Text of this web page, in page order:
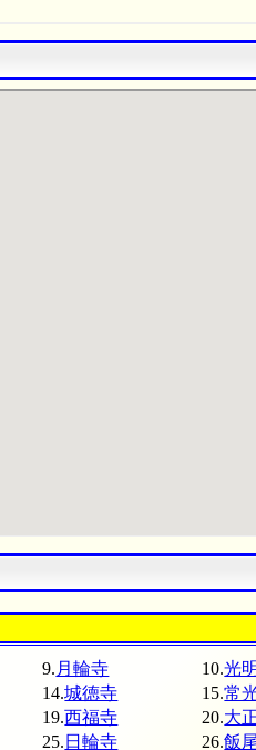
9. 月輪寺 10.光
14.城徳寺 15.常
19.西福寺 20.大
25. 日輪寺 26.飯